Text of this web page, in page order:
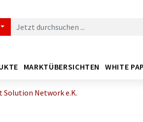
MARKTÜBERSICHTEN WHITE
Solution Network e.K.